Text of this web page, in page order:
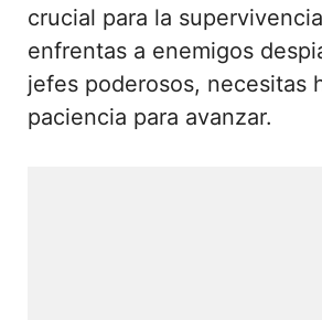
crucial para la
enfrentas a enemigos
jefes poderosos, necesitas
paciencia para avanzar.